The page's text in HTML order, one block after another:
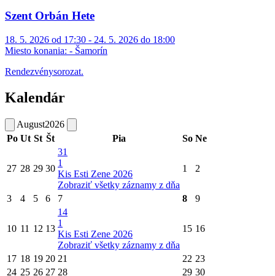
Szent Orbán Hete
18. 5. 2026 od 17:30 - 24. 5. 2026 do 18:00
Miesto konania: - Šamorín
Rendezvénysorozat.
Kalendár
August2026
Po Ut St Št Pia So Ne
27 28 29 30
31
1
Kis Esti Zene 2026
Zobraziť všetky záznamy z dňa
1 2
3 4 5 6 7 8 9
10 11 12 13
14
1
Kis Esti Zene 2026
Zobraziť všetky záznamy z dňa
15 16
17 18 19 20 21 22 23
24 25 26 27 28 29 30